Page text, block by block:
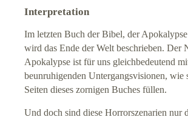
Interpretation
Im letzten Buch der Bibel, der Apokalypse
wird das Ende der Welt beschrieben. Der
Apokalypse ist für uns gleichbedeutend
beunruhigenden Untergangsvisionen, wie
Seiten dieses zornigen Buches füllen.
Und doch sind diese Horrorszenarien nur